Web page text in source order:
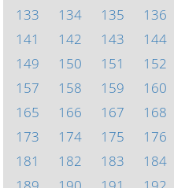
133
134 135 136
141
142 143 144
149
150 151 152
157
158 159 160
165
166 167 168
173
174 175 176
181
182 183 184